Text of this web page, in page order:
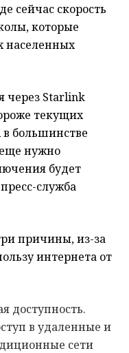
сейчас скорость
которые
населенных
через Starlink
текущих
большинстве
нужно
будет
служба
причины, из-за
интернета от
доступность.
в удаленные и
сети